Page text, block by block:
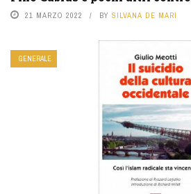
21 MARZO 2022 BY SILVANA DE MARI
GENERALE